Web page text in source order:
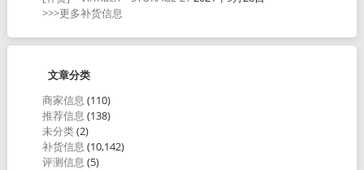
>>>更多补货信息
文章分类
商家信息 (110)
推荐信息 (138)
未分类(2)
补货信息 (10,142)
评测信息 (5)